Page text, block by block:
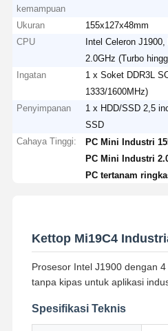
kemampuan
Ukuran
155x127x48mm
CPU
Intel Celeron
2.0GHz (Turbo
Ingatan
1 x Soket DDR3L
1333/1600MHz)
Penyimpanan
1 x HDD/SSD 2,5
SSD
Cahaya Tinggi:
PC Mini Industri
PC Mini Industri
PC tertanam
Kettop Mi19C4
Prosesor Intel J1900 dengan
tanpa kipas untuk aplikasi
Spesifikasi Teknis